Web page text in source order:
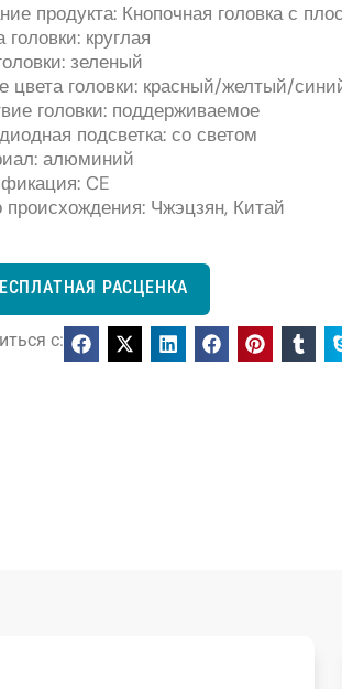
продукта: Кнопочная головка с
круглая
зеленый
цвета головки: красный/желтый/
головки: поддерживаемое
подсветка: со светом
алюминий
CE
происхождения: Чжэцзян, Китай
РАСЦЕНКА
с: